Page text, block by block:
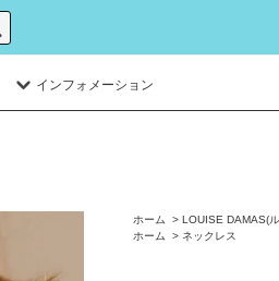
インフォメーション
ホーム > LOUISE DAMAS(
ホーム
> ネックレス